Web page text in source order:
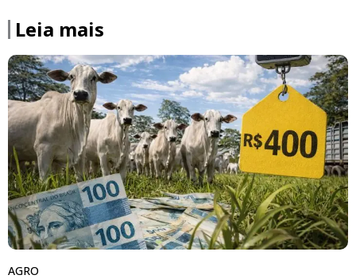
Leia mais
AGRO